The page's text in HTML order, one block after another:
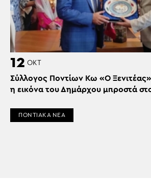
12 ΟΚΤ
Σύλλογος Ποντίων Κω «Ο
η εικόνα του Δημάρχου μπροστά
ΠΟΝΤΙΑΚΑ ΝΕΑ